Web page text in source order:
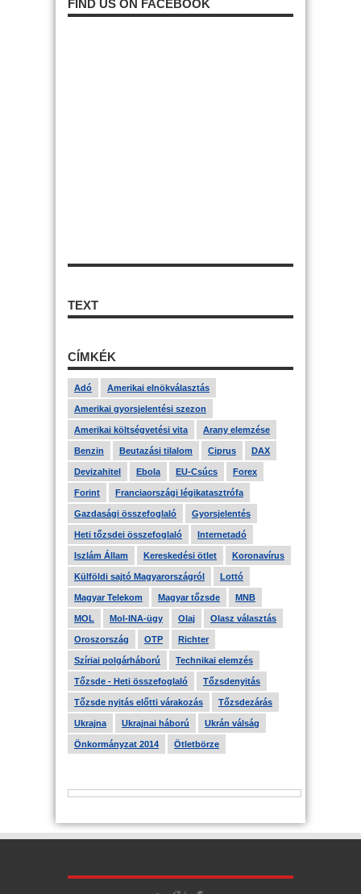
FIND US ON FACEBOOK
TEXT
CÍMKÉK
Adó Amerikai elnökválasztás
Amerikai gyorsjelentési szezon
Amerikai költségvetési vita Arany elemzése
Benzin Beutazási tilalom Ciprus DAX
Devizahitel Ebola EU-Csúcs Forex
Forint Franciaországi légikatasztrófa
Gazdasági összefoglaló Gyorsjelentés
Heti tőzsdei összefoglaló Internetadó
Iszlám Állam Kereskedési ötlet Koronavírus
Külföldi sajtó Magyarországról Lottó
Magyar Telekom Magyar tőzsde MNB
MOL Mol-INA-ügy Olaj Olasz választás
Oroszország OTP Richter
Szíriai polgárháború Technikai elemzés
Tőzsde - Heti összefoglaló Tőzsdenyitás
Tőzsde nyitás előtti várakozás Tőzsdezárás
Ukrajna Ukrajnai háború Ukrán válság
Önkormányzat 2014 Ötletbörze